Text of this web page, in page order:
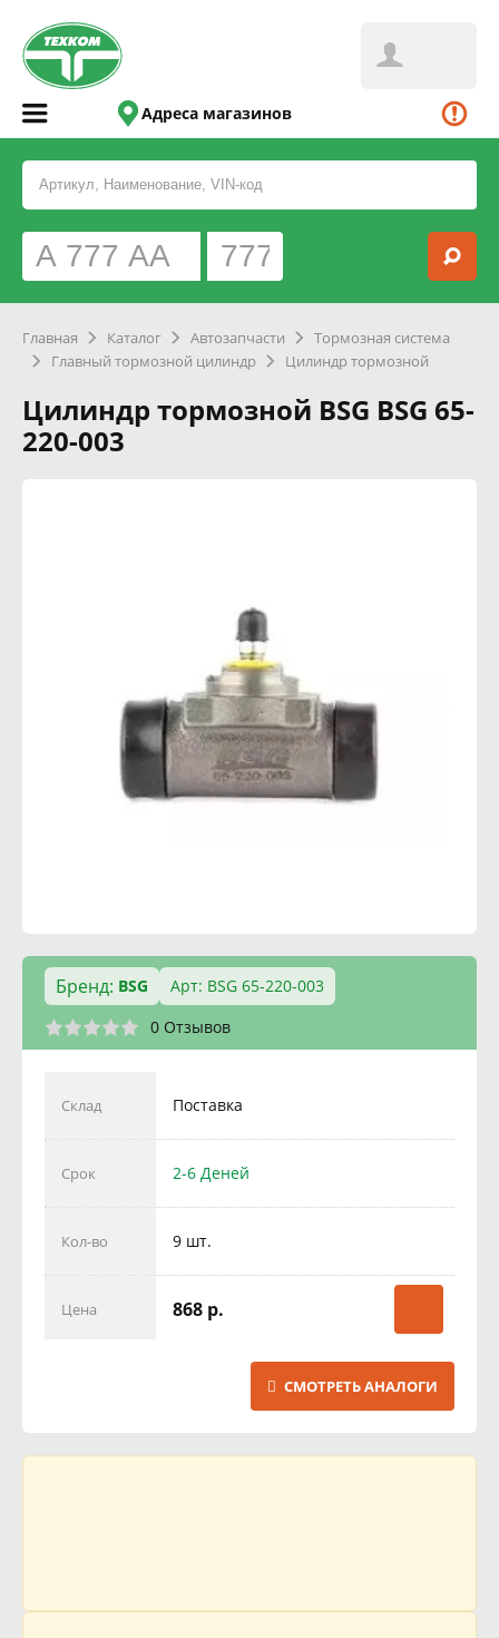
Адреса магазинов
Главная Каталог Автозапчасти
Тормозная система
Главный тормозной цилиндр
Цилиндр тормозной
Цилиндр тормозной BSG BSG 65-
220-003
Бренд: BSG
Арт: BSG 65-220-003
0 Отзывов
Склад Поставка
Срок 2-6 Деней
Кол-во 9 шт.
Цена 868 р.
СМОТРЕТЬ АНАЛОГИ